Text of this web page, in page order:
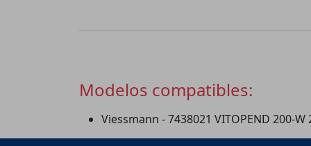
Modelos compatibles:
Viessmann - 7438021 VITOPEND 200-W